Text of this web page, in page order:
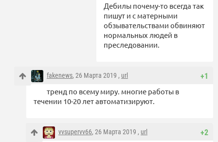
Дебилы почему-то всегда так
пишут и с матерными
обзывательствами обвиняют
нормальных людей в
преследовании.
+1
fakenews, 26 Марта 2019 , url
тренд по всему миру. многие работы в
течении 10-20 лет автоматизируют.
+2
vvsupervv66, 26 Марта 2019 , url